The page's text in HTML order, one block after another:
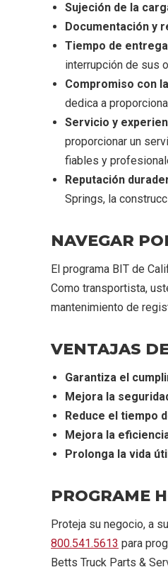
Sujeción de la
Documentación y
Tiempo de
interrupción de sus
Compromiso con
dedica a
Servicio y
proporcionar un
fiables y
Reputación
Springs, la
NAVEGAR
El programa BIT de
Como transportista,
mantenimiento de
VENTAJAS
Garantiza el
Mejora la
Reduce el tiempo
Mejora la
Prolonga la vida
PROGRAME
Proteja su negocio, a
800.541.5613 para
Betts Truck Parts &